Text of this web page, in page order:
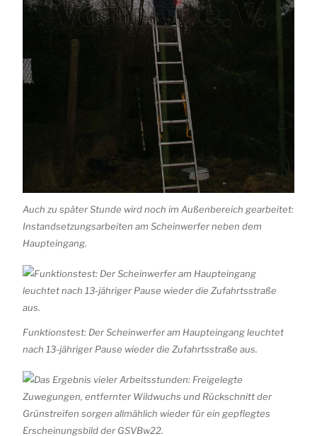
Auch zu später Stunde wird noch im Außenbereich gearbeitet:
Instandsetzungsarbeiten am Scheinwerfer neben dem
Haupteingang.
Funktionstest: Der Scheinwerfer am Haupteingang leuchtet
nach 13-jähriger Pause wieder die Zufahrtsstraße aus.